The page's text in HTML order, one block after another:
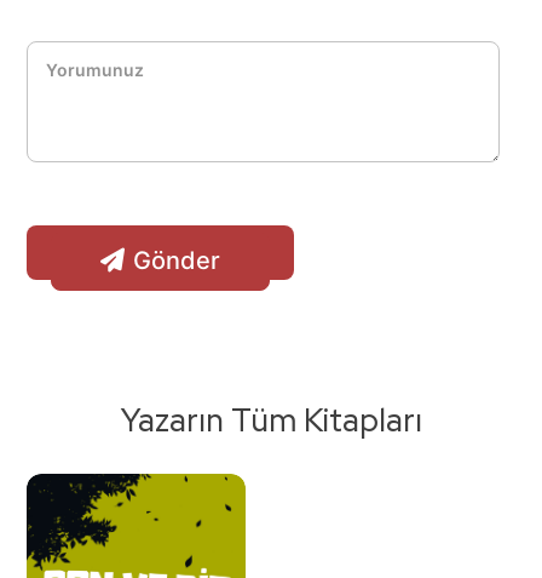
Gönder
Yazarın Tüm Kitapları